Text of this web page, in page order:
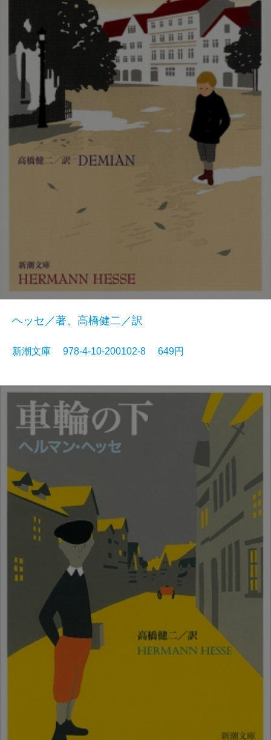
ヘッセ／著、高橋健二／訳
新潮文庫 978-4-10-200102-8 649円